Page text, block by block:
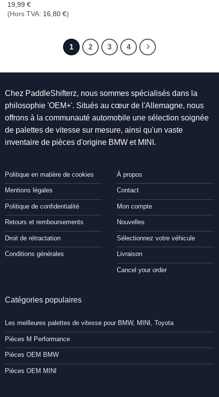
19,99 €
(Hors TVA: 16,80 €)
1 2 3 4
Chez PaddleShifterz, nous sommes spécialisés dans la
philosophie 'OEM+'. Situés au cœur de l'Allemagne, nous
offrons à la communauté automobile une sélection soignée
de palettes de vitesse sur mesure, ainsi qu'un vaste
inventaire de pièces d'origine BMW et MINI.
Politique en matière de cookies
Mentions légales
Politique de confidentialité
Retours et remboursements
Droit de rétractation
Conditions générales
À propos
Contact
Mon compte
Nouvelles
Sélectionnez votre véhicule
Livraison
Cancel your order
Catégories populaires
Les meilleures palettes de vitesse pour BMW, MINI, Toyota
Pièces M Performance
Pièces OEM BMW
Pièces OEM MINI